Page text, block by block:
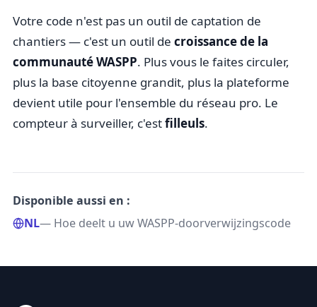
Votre code n'est pas un outil de captation de
chantiers — c'est un outil decroissance de la
communauté WASPP. Plus vous le faites circuler,
plus la base citoyenne grandit, plus la plateforme
devient utile pour l'ensemble du réseau pro. Le
compteur à surveiller, c'estfilleuls.
Disponible aussi en :
NL— Hoe deelt u uw WASPP-doorverwijzingscode